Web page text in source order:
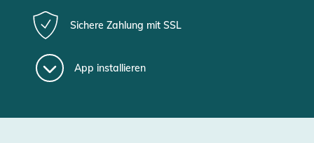
Sichere Zahlung mit SSL
App installieren